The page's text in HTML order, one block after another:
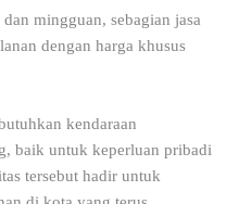
mingguan, sebagian jasa
dengan harga khusus
kendaraan
baik untuk keperluan pribadi
tersebut hadir untuk